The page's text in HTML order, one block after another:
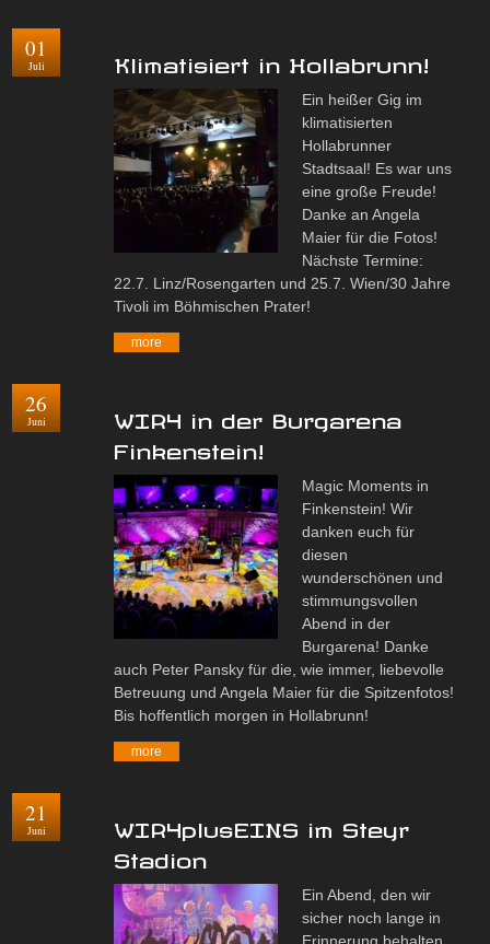
01
Juli Klimatisiert in Hollabrunn!
Ein heißer Gig im
klimatisierten
Hollabrunner
Stadtsaal! Es war uns
eine große Freude!
Danke an Angela
Maier für die Fotos!
Nächste Termine:
22.7. Linz/Rosengarten und 25.7. Wien/30 Jahre
Tivoli im Böhmischen Prater!
more
26
Juni
WIR4 in der Burgarena
Finkenstein!
Magic Moments in
Finkenstein! Wir
danken euch für
diesen
wunderschönen und
stimmungsvollen
Abend in der
Burgarena! Danke
auch Peter Pansky für die, wie immer, liebevolle
Betreuung und Angela Maier für die Spitzenfotos!
Bis hoffentlich morgen in Hollabrunn!
more
21
Juni
WIR4plusEINS im Steyr
Stadion
Ein Abend, den wir
sicher noch lange in